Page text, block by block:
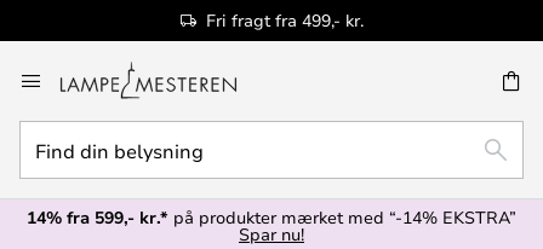
Fri fragt fra 499,- kr.
to
Content
din
belysning
SØG
14% fra 599,- kr.* på produkter mærket med “-14% EKSTRA”
Spar nu!